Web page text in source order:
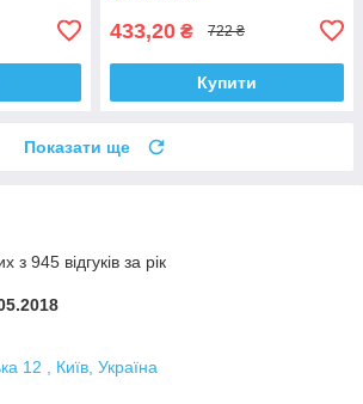
433,20 ₴ 722 ₴
Купити
Показати ще
з 945 відгуків за рік
12 , Київ, Україна